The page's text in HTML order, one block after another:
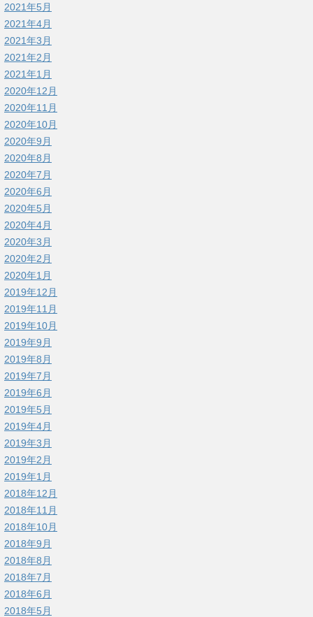
2021年5月
2021年4月
2021年3月
2021年2月
2021年1月
2020年12月
2020年11月
2020年10月
2020年9月
2020年8月
2020年7月
2020年6月
2020年5月
2020年4月
2020年3月
2020年2月
2020年1月
2019年12月
2019年11月
2019年10月
2019年9月
2019年8月
2019年7月
2019年6月
2019年5月
2019年4月
2019年3月
2019年2月
2019年1月
2018年12月
2018年11月
2018年10月
2018年9月
2018年8月
2018年7月
2018年6月
2018年5月